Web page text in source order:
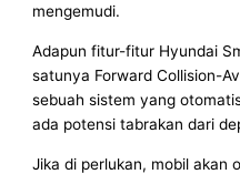
mengemudi.
Adapun fitur-fitur Hyundai
satunya Forward Collision-
sebuah sistem yang
ada potensi tabrakan dari
Jika di perlukan, mobil akan